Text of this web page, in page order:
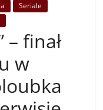
Seriale
– finał
w